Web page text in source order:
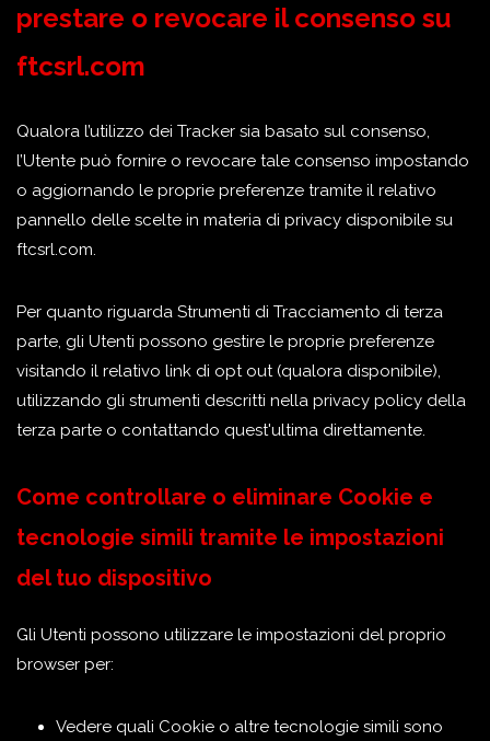
prestare o revocare il consenso su
ftcsrl.com
Qualora l’utilizzo dei Tracker sia basato sul consenso,
l’Utente può fornire o revocare tale consenso impostando
o aggiornando le proprie preferenze tramite il relativo
pannello delle scelte in materia di privacy disponibile su
ftcsrl.com.
Per quanto riguarda Strumenti di Tracciamento di terza
parte, gli Utenti possono gestire le proprie preferenze
visitando il relativo link di opt out (qualora disponibile),
utilizzando gli strumenti descritti nella privacy policy della
terza parte o contattando quest'ultima direttamente.
Come controllare o eliminare Cookie e
tecnologie simili tramite le impostazioni
del tuo dispositivo
Gli Utenti possono utilizzare le impostazioni del proprio
browser per:
Vedere quali Cookie o altre tecnologie simili sono